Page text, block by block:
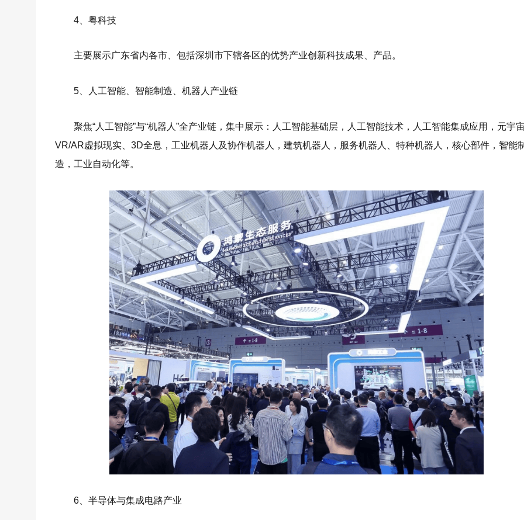
4、粤科技
主要展示广东省内各市、包括深圳市下辖各区的优势产业创新科技成果、产品。
5、人工智能、智能制造、机器人产业链
聚焦“人工智能”与“机器人”全产业链，集中展示：人工智能基础层，人工智能技术，人工智能集成应用，元宇
VR/AR虚拟现实、3D全息，工业机器人及协作机器人，建筑机器人，服务机器人、特种机器人，核心部件，智能
造，工业自动化等。
6、半导体与集成电路产业